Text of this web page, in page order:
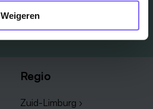
Weigeren
Regio
Zuid-Limburg ›